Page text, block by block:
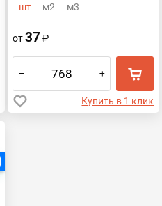
шт м2 м3
от37₽
– +
Купить в 1 клик